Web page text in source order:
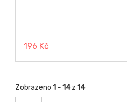
196 Kč
Zobrazeno 1 - 14z 14